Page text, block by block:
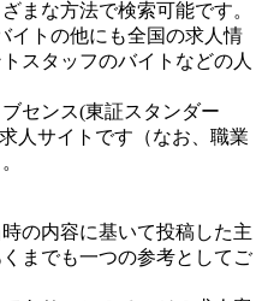
まな方法で検索可能です。
イトの他にも全国の求人情
スタッフのバイトなどの人
センス(東証スタンダー
人サイトです（なお、職業
の内容に基いて投稿した主
までも一つの参考としてご